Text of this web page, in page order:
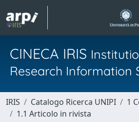
CINECA IRIS
Research Information
IRIS Catalogo Ricerca UNIPI
1
1.1 Articolo in rivista